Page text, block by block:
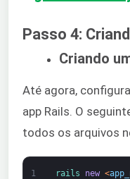
Passo 4:
Criando
Até agora,
app Rails. O
todos os arquivos
1 rails new <